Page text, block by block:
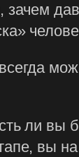
зачем
ли вы
вы